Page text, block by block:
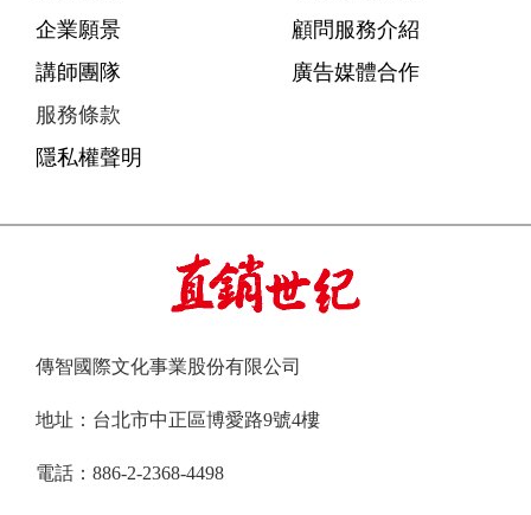
企業願景
講師團隊
服務條款
隱私權聲明
顧問服務介紹
廣告媒體合作
傳智國際文化事業股份有限公司
地址：台北市中正區博愛路9號4樓
電話：886-2-2368-4498